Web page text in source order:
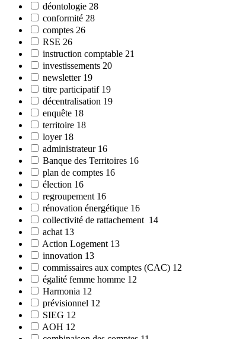
déontologie 28
conformité 28
comptes 26
RSE 26
instruction comptable 21
investissements 20
newsletter 19
titre participatif 19
décentralisation 19
enquête 18
territoire 18
loyer 18
administrateur 16
Banque des Territoires 16
plan de comptes 16
élection 16
regroupement 16
rénovation énergétique 16
collectivité de rattachement 14
achat 13
Action Logement 13
innovation 13
commissaires aux comptes (CAC) 12
égalité femme homme 12
Harmonia 12
prévisionnel 12
SIEG 12
AOH 12